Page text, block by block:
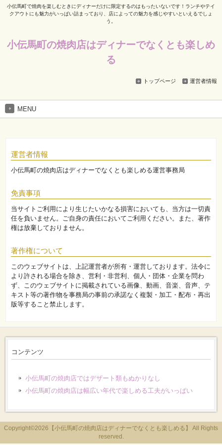
小伝馬町で焼肉を楽しむときにディナーだけに限定するのはもったいないです！ランチやテイ
クアウトにも魅力がいっぱい詰まっており、店によっての魅力を感じやすいといえるでしょ
う。
小伝馬町の焼肉店はディナーでなくとも楽しめ
る
トップページ 運営者情報
MENU
運営者情報
小伝馬町の焼肉店はディナーでなくとも楽しめる運営事務局
免責事項
当サイトご利用により生じたいかなる損害においても、当方は一切責
任を負いません。ご自身の責任においてご利用ください。また、著作
権は放棄しておりません。
著作権について
このウェブサイトは、上記運営者が所有・運営しております。法令に
より許される場合を除き、営利・非営利、個人・団体・企業を問わ
ず、このウェブサイトに掲載されている画像、動画、音楽、音声、テ
キスト等の著作物を事務局の事前の承諾なく複製・加工・配布・再出
版等すること禁止します。
コンテンツ
小伝馬町の焼肉店ではデザート類もぬかりなし
小伝馬町の焼肉店は幅広い年代で楽しめる工夫がいっぱい
Copyright©2026【小伝馬町の焼肉店はディナーでなくとも楽しめる】 All Rights
reserved.